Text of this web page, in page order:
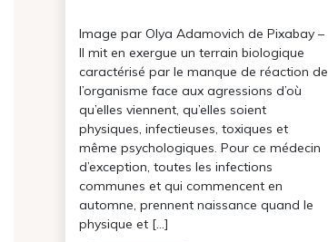
Image par Olya Adamovich de Pixabay –
Il mit en exergue un terrain biologique
caractérisé par le manque de réaction de
l’organisme face aux agressions d’où
qu’elles viennent, qu’elles soient
physiques, infectieuses, toxiques et
même psychologiques. Pour ce médecin
d’exception, toutes les infections
communes et qui commencent en
automne, prennent naissance quand le
physique et […]